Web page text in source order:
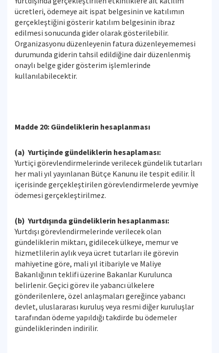
ücretleri, ödemeye ait ispat belgesinin ve katılımın
gerçekleştiğini gösterir katılım belgesinin ibraz
edilmesi sonucunda gider olarak gösterilebilir.
Organizasyonu düzenleyenin fatura düzenleyememesi
durumunda giderin tahsil edildiğine dair düzenlenmiş
onaylı belge gider gösterim işlemlerinde
kullanılabilecektir.
Madde 20: Gündeliklerin hesaplanması
(a) Yurtiçinde gündeliklerin hesaplaması:
Yurtiçi görevlendirmelerinde verilecek gündelik tutarları
her mali yıl yayınlanan Bütçe Kanunu ile tespit edilir. İl
içerisinde gerçekleştirilen görevlendirmelerde yevmiye
ödemesi gerçekleştirilmez.
(b) Yurtdışında gündeliklerin hesaplanması:
Yurtdışı görevlendirmelerinde verilecek olan
gündeliklerin miktarı, gidilecek ülkeye, memur ve
hizmetlilerin aylık veya ücret tutarları ile görevin
mahiyetine göre, mali yıl itibariyle ve Maliye
Bakanlığının teklifi üzerine Bakanlar Kurulunca
belirlenir. Geçici görev ile yabancı ülkelere
gönderilenlere, özel anlaşmaları gereğince yabancı
devlet, uluslararası kuruluş veya resmi diğer kuruluşlar
tarafından ödeme yapıldığı takdirde bu ödemeler
gündeliklerinden indirilir.